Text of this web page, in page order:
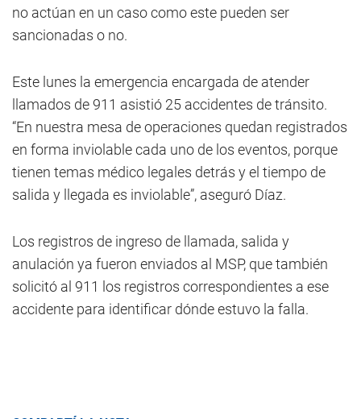
no actúan en un caso como este pueden ser
sancionadas o no.
Este lunes la emergencia encargada de atender
llamados de 911 asistió 25 accidentes de tránsito.
“En nuestra mesa de operaciones quedan registrados
en forma inviolable cada uno de los eventos, porque
tienen temas médico legales detrás y el tiempo de
salida y llegada es inviolable”, aseguró Díaz.
Los registros de ingreso de llamada, salida y
anulación ya fueron enviados al MSP, que también
solicitó al 911 los registros correspondientes a ese
accidente para identificar dónde estuvo la falla.